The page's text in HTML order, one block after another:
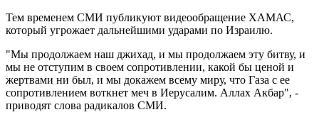
Тем временем СМИ публикуют видеообращение ХАМАС,
который угрожает дальнейшими ударами по Израилю.
"Мы продолжаем наш джихад, и мы продолжаем эту битву, и
мы не отступим в своем сопротивлении, какой бы ценой и
жертвами ни был, и мы докажем всему миру, что Газа с ее
сопротивлением воткнет меч в Иерусалим. Аллах Акбар", -
приводят слова радикалов СМИ.